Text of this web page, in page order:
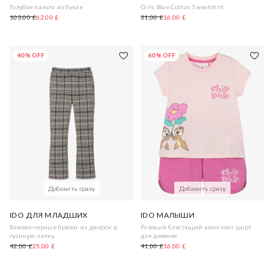
Голубое пальто из букле
103,00 £62,00 £
Girls Blue Cotton Sweatshirt
31,00 £16,00 £
40% OFF
Добавить сразу
IDO ДЛЯ МЛАДШИХ
Бежево-черные брюки из джерси в
гусиную лапку
42,00 £25,00 £
60% OFF
Добавить сразу
IDO МАЛЫШИ
Розовый блестящий комплект шорт
для девочек
41,00 £16,00 £